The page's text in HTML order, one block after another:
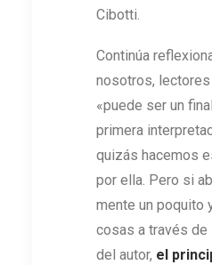
Cibotti.
Continúa
nosotros,
«puede ser un
primera
quizás hacemos
por ella. Pero si
mente un poquito
cosas a través
del autor, el